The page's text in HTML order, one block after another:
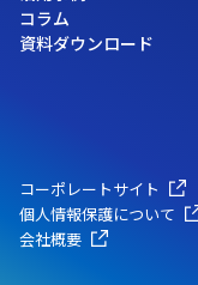
コラム
資料ダウンロード
コーポレートサイト
個人情報保護について
会社概要